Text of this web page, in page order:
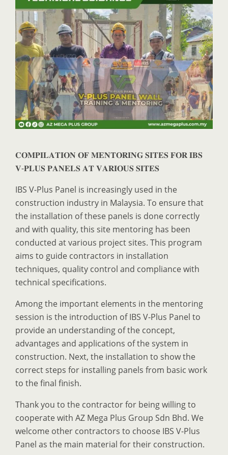
𝐂𝐎𝐌𝐏𝐈𝐋𝐀𝐓𝐈𝐎𝐍 𝐎𝐅 𝐌𝐄𝐍𝐓𝐎𝐑𝐈𝐍𝐆 𝐒𝐈𝐓𝐄𝐒 𝐅𝐎𝐑 𝐈𝐁𝐒
𝐕-𝐏𝐋𝐔𝐒 𝐏𝐀𝐍𝐄𝐋𝐒 𝐀𝐓 𝐕𝐀𝐑𝐈𝐎𝐔𝐒 𝐒𝐈𝐓𝐄𝐒
IBS V-Plus Panel is increasingly used in the
construction industry in Malaysia. To ensure that
the installation of these panels is done correctly
and with quality, this site mentoring has been
conducted at various project sites. This program
aims to guide contractors in installation
techniques, quality control and compliance with
technical specifications.
Among the important elements in the mentoring
session is the introduction of IBS V-Plus Panel to
provide an understanding of the concept,
advantages and applications of the system in
construction. Next, the installation to show the
correct steps for installing panels from basic work
to the final finish.
Thank you to the contractor for being willing to
cooperate with AZ Mega Plus Group Sdn Bhd. We
welcome other contractors to choose IBS V-Plus
Panel as the main material for their construction.